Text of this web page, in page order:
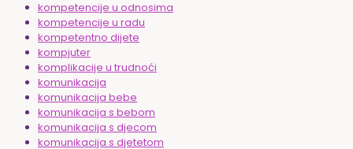
kompetencije u odnosima
kompetencije u radu
kompetentno dijete
kompjuter
komplikacije u trudnoći
komunikacija
komunikacija bebe
komunikacija s bebom
komunikacija s djecom
komunikacija s djetetom